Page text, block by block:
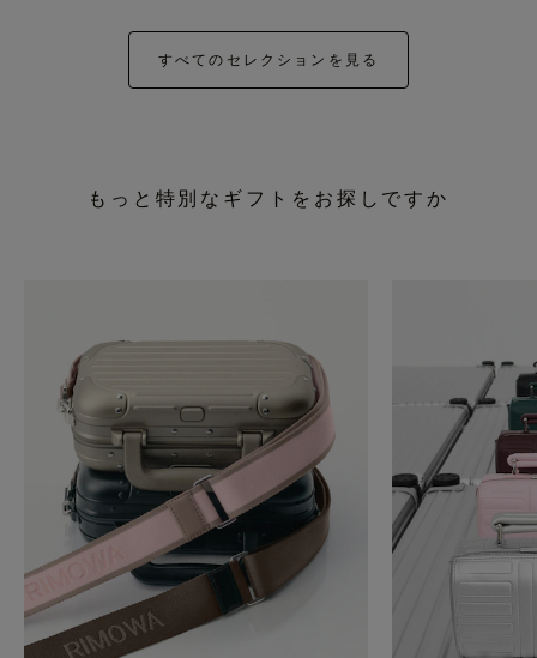
すべてのセレクションを見る
もっと特別なギフトをお探しですか